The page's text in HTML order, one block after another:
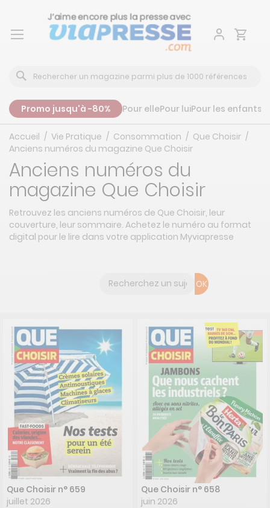
Aller
Promo jusqu'à -80% Pour ellePour luiPour les enfants
Accueil Vie Pratique Consommation
Que Choisir
Anciens numéros du magazine Que Choisir
Anciens numéros du
magazine Que Choisir
Retrouvez les anciens numéros de Que Choisir, leur
couverture, leur sommaire. Achetez le numéro au format
digital pour le lire dans votre application Myviapresse
OK
Que Choisir n° 659
juillet 2026
Que Choisir n° 658
juin 2026